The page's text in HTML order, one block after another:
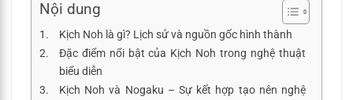
Nội dung
Kịch Noh là gì? Lịch sử và nguồn gốc hình thành
Đặc điểm nổi bật của Kịch Noh trong nghệ thuật
biểu diễn
Kịch Noh và Nogaku – Sự kết hợp tạo nên nghệ